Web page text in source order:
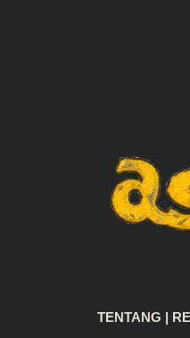
TENTANG